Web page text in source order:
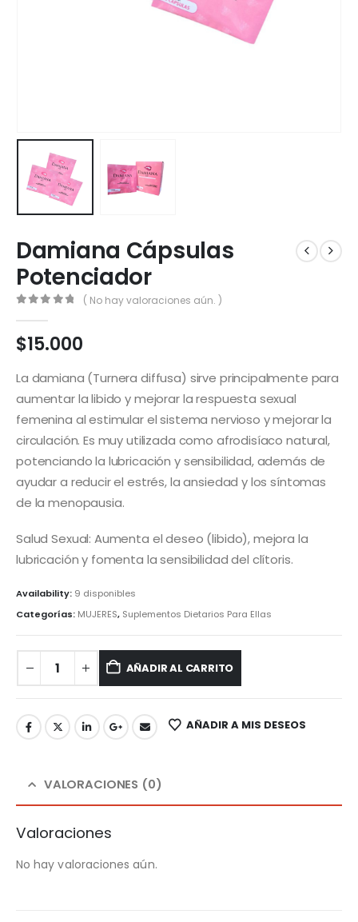
Damiana Cápsulas
Potenciador
( No hay valoraciones aún. )
$15.000
La damiana (Turnera diffusa) sirve principalmente para
aumentar la libido y mejorar la respuesta sexual
femenina al estimular el sistema nervioso y mejorar la
circulación. Es muy utilizada como afrodisíaco natural,
potenciando la lubricación y sensibilidad, además de
ayudar a reducir el estrés, la ansiedad y los síntomas
de la menopausia.
Salud Sexual: Aumenta el deseo (libido), mejora la
lubricación y fomenta la sensibilidad del clítoris.
Availability: 9 disponibles
Categorías: MUJERES, Suplementos Dietarios Para Ellas
AÑADIR AL CARRITO
AÑADIR A MIS DESEOS
VALORACIONES (0)
Valoraciones
No hay valoraciones aún.